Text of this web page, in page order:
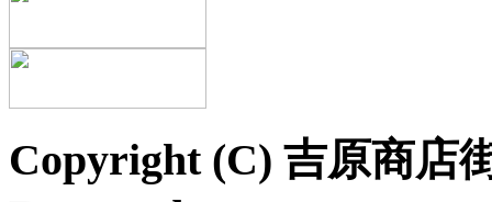
Copyright (C) 吉原商店